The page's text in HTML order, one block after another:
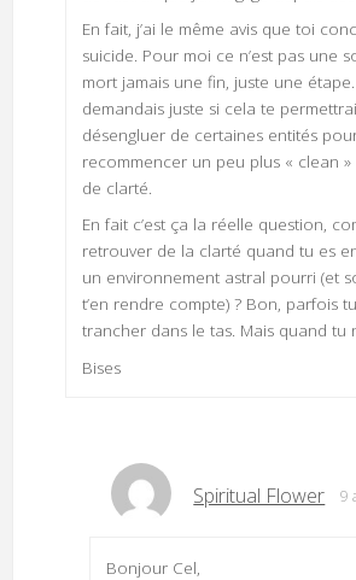
En fait, j’ai le même avis que toi
suicide. Pour moi ce n’est pas une
mort jamais une fin, juste une étape.
demandais juste si cela te
désengluer de certaines entités
recommencer un peu plus « clean
de clarté.
En fait c’est ça la réelle question,
retrouver de la clarté quand tu es
un environnement astral pourri (et
t’en rendre compte) ? Bon, parfois
trancher dans le tas. Mais quand tu
Bises
Spiritual Flower 9
Bonjour Cel,